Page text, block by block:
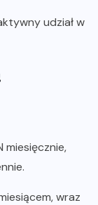
udział w
miesięcznie,
wraz